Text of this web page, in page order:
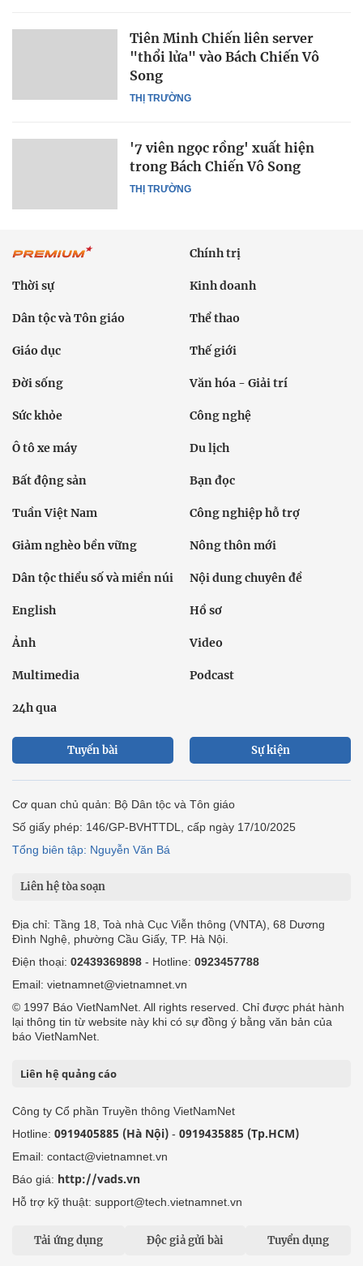
THỊ TRƯỜNG
Tiên Minh Chiến liên server
"thổi lửa" vào Bách Chiến Vô
Song
THỊ TRƯỜNG
'7 viên ngọc rồng' xuất hiện
trong Bách Chiến Vô Song
Chính trị
Thời sự Kinh doanh
Dân tộc và Tôn giáo Thể thao
Giáo dục Thế giới
Đời sống Văn hóa - Giải trí
Sức khỏe Công nghệ
Ô tô xe máy Du lịch
Bất động sản Bạn đọc
Tuần Việt Nam Công nghiệp hỗ trợ
Giảm nghèo bền vững Nông thôn mới
Dân tộc thiểu số và miền núi Nội dung chuyên đề
English Hồ sơ
Ảnh Video
Multimedia Podcast
24h qua
Tuyến bài Sự kiện
Cơ quan chủ quản: Bộ Dân tộc và Tôn giáo
Số giấy phép: 146/GP-BVHTTDL, cấp ngày 17/10/2025
Tổng biên tập: Nguyễn Văn Bá
Liên hệ tòa soạn
Địa chỉ: Tầng 18, Toà nhà Cục Viễn thông (VNTA), 68 Dương
Đình Nghệ, phường Cầu Giấy, TP. Hà Nội.
Điện thoại: 02439369898 - Hotline: 0923457788
Email: vietnamnet@vietnamnet.vn
© 1997 Báo VietNamNet. All rights reserved. Chỉ được phát hành
lại thông tin từ website này khi có sự đồng ý bằng văn bản của
báo VietNamNet.
Liên hệ quảng cáo
Công ty Cổ phần Truyền thông VietNamNet
Hotline: 0919405885 (Hà Nội) - 0919435885 (Tp.HCM)
Email: contact@vietnamnet.vn
Báo giá: http://vads.vn
Hỗ trợ kỹ thuật: support@tech.vietnamnet.vn
Tải ứng dụng Độc giả gửi bài Tuyển dụng